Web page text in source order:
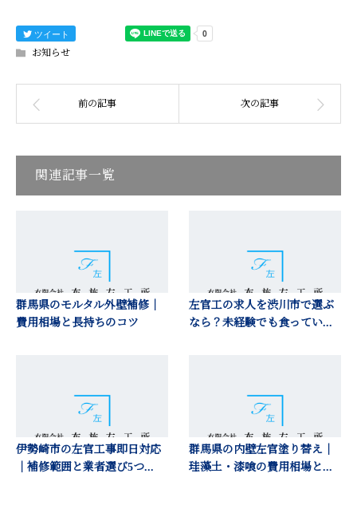
ツイート
お知らせ
関連記事一覧
群馬県のモルタル外壁補修｜
費用相場と長持ちのコツ
左官工の求人を渋川市で選ぶ
なら？未経験でも食ってい...
伊勢崎市の左官工事即日対応
｜補修範囲と業者選び5つ...
群馬県の内壁左官塗り替え｜
珪藻土・漆喰の費用相場と...